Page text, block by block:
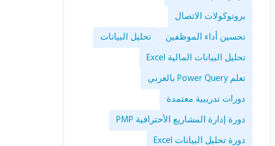
بروتوكولات الاتصال
تحسين أداء الموظفين
تحليل البيانات
تحليل البيانات المالية Excel
تعلم Power Query بالعربي
دورات تدريبية معتمدة
دورة إدارة المشاريع الأحترافية PMP
دورة تحليل البيانات Excel